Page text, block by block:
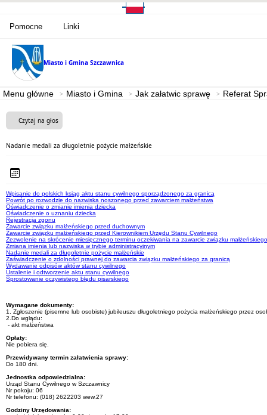
Pomocne Linki
Miasto i Gmina Szczawnica
Menu główne Miasto i Gmina Jak załatwic sprawę Referat
Czytaj na głos
Nadanie medali za długoletnie pożycie małżeńskie
Wpisanie do polskich ksiąg aktu stanu cywilnego sporządzonego za granicą
Powrót po rozwodzie do nazwiska noszonego przed zawarciem małżeństwa
Oświadczenie o zmianie imienia dziecka
Oświadczenie o uznaniu dziecka
Rejestracja zgonu
Zawarcie związku małżeńskiego przed duchownym
Zawarcie związku małżeńskiego przed Kierownikiem Urzędu Stanu Cywilnego
Zezwolenie na skrócenie miesięcznego terminu oczekiwania na zawarcie związku małżeńskiego
Zmiana imienia lub nazwiska w trybie administracyjnym
Nadanie medali za długoletnie pożycie małżeńskie
Zaświadczenie o zdolności prawnej do zawarcia związku małżeńskiego za granicą
Wydawanie odpisów aktów stanu cywilnego
Ustalenie i odtworzenie aktu stanu cywilnego
Sprostowanie oczywistego błędu pisarskiego
Wymagane dokumenty:
1. Zgłoszenie (pisemne lub osobiste) jubileuszu długoletniego pożycia małżeńskiego przez
2.Do wglądu:
- akt małżeństwa
Opłaty:
Nie pobiera się.
Przewidywany termin załatwienia sprawy:
Do 180 dni.
Jednostka odpowiedzialna:
Urząd Stanu Cywilnego w Szczawnicy
Nr pokoju: 06
Nr telefonu: (018) 2622203 wew.27
Godziny Urzędowania: